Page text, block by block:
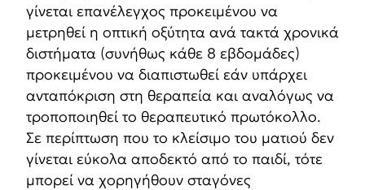
γίνεται επανέλεγχος προκειμένου να
μετρηθεί η οπτική οξύτητα ανά τακτά χρονικά
διστήματα (συνήθως κάθε 8 εβδομάδες)
προκειμένου να διαπιστωθεί εάν υπάρχει
ανταπόκριση στη θεραπεία και αναλόγως να
τροποποιηθεί το θεραπευτικό πρωτόκολλο.
Σε περίπτωση που το κλείσιμο του ματιού δεν
γίνεται εύκολα αποδεκτό από το παιδί, τότε
μπορεί να χορηγήθουν σταγόνες